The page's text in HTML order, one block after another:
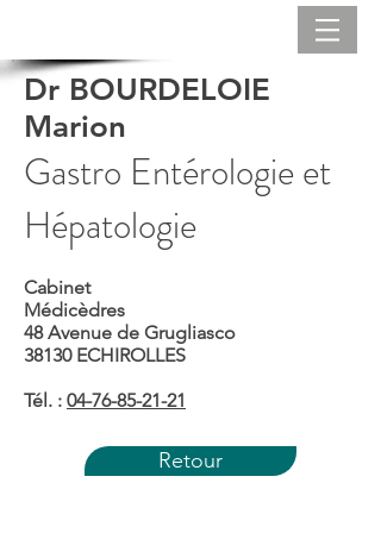
Dr BOURDELOIE
Marion
Gastro Entérologie et
Hépatologie
Cabinet
Médicèdres
48 Avenue de Grugliasco
38130 ECHIROLLES
Tél. : 04-76-85-21-21
Retour